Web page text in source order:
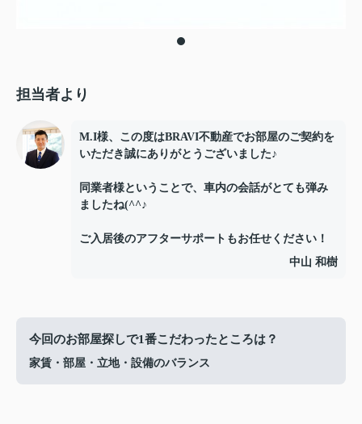
担当者より
M.I様、この度はBRAVI不動産でお部屋のご契約を
いただき誠にありがとうございました♪
同業者様ということで、車内の会話がとても弾み
ましたね(^^♪
ご入居後のアフターサポートもお任せください！
中山 和樹
今回のお部屋探しで1番こだわったところは？
家賃・部屋・立地・設備のバランス